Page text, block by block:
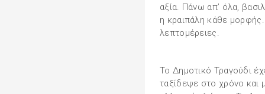
αξία. Πάνω απ’ όλα,
η κραιπάλη κάθε
λεπτομέρειες.
Το Δημοτικό Τραγούδι
ταξίδεψε στο χρόνο και